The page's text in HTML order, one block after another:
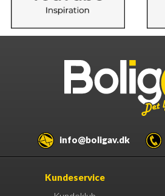
info@boligav.dk
Kundeservice